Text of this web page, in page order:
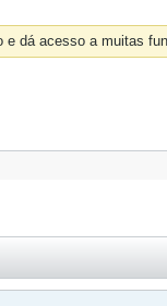
dá acesso a muitas